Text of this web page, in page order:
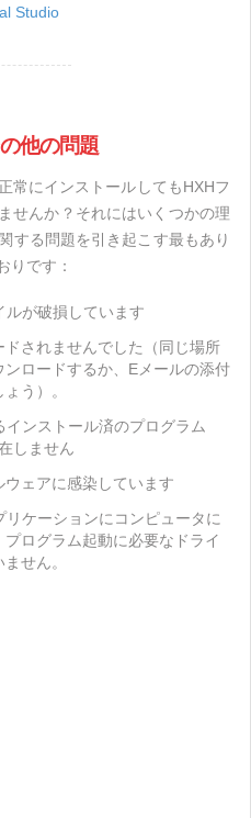
Studio
他の問題
常にインストールしてもHXHフ
せんか？それにはいくつかの理
する問題を引き起こす最もあり
りです：
ルが破損しています
されませんでした（同じ場所
ロードするか、Eメールの添付
う）。
ンストール済のプログラム
しません
ェアに感染しています
ケーションにコンピュータに
ログラム起動に必要なドライ
せん。